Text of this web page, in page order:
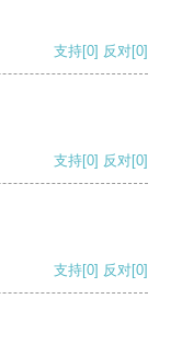
支持[0] 反对[0]
支持[0] 反对[0]
支持[0] 反对[0]